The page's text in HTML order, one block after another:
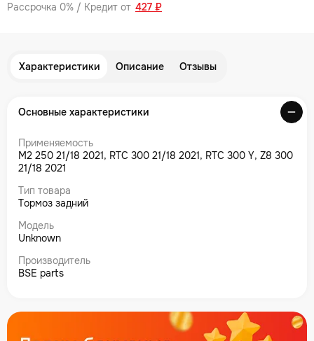
Рассрочка 0% / Кредит от 427 ₽
Характеристики Описание Отзывы
Основные характеристики
Применяемость
M2 250 21/18 2021, RTC 300 21/18 2021, RTC 300 Y, Z8 300
21/18 2021
Тип товара
Тормоз задний
Модель
Unknown
Производитель
BSE parts